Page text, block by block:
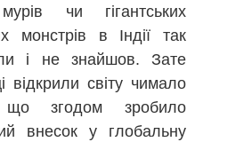
чи гігантських
монстрів в Індії так
і не знайшов. Зате
відкрили світу чимало
що згодом зробило
внесок у глобальну